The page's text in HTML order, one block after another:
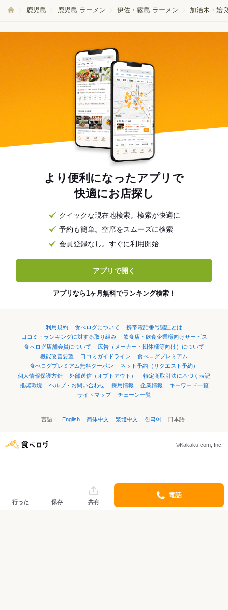
鹿児島 鹿児島 ラーメン 伊佐・霧島 ラーメン 加治木・姶
より便利になったアプリで
快適にお店探し
クイックな現在地検索。検索が快適に
予約も簡単。空席をスムーズに検索
会員登録なし。すぐに利用開始
アプリで開く
アプリなら1ヶ月無料でランキング検索！
利用規約 食べログについて
携帯電話番号認証とは
口コミ・ランキングに対する取り組み
飲食店・飲食企業様向けサービス
食べログ店舗会員について
広告（メーカー・団体様等向け）について
機能改善要望
口コミガイドライン
食べログプレミアム
食べログプレミアム無料クーポン
ネット予約（リクエスト予約）
個人情報保護方針
外部送信（オプトアウト）
特定商取引法に基づく表記
推奨環境
ヘルプ・お問い合わせ 採用情報 企業情報
キーワード一覧
サイトマップ
チェーン一覧
言語： English 简体中文 繁體中文 한국어 日本語
©Kakaku.com, Inc.
行った 保存 共有
電話